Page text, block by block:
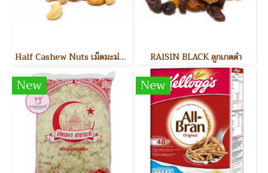
Half Cashew Nuts เม็ดมะม่วงหิมพานต์แบ่งครึ่ง RAISIN BLACK ลูกเกดดำ
New New